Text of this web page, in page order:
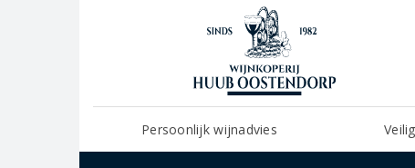
Persoonlijk wijnadvies